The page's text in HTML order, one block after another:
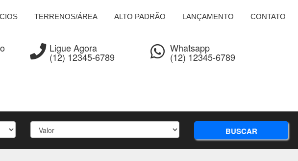
TERRENOS/ÁREA ALTO PADRÃO LANÇAMENTO CONTATO
Ligue Agora
(12) 12345-6789
Whatsapp
(12) 12345-6789
BUSCAR